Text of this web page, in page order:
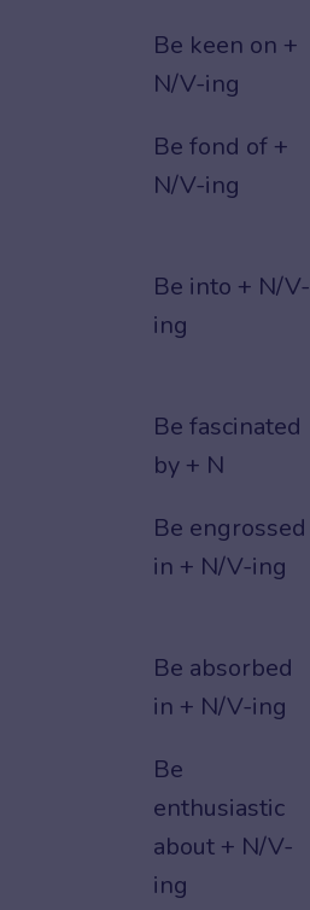
Be keen on +
N/V-ing
Be fond of +
N/V-ing
Be into + N/V-
ing
Be fascinated
by + N
Be engrossed
in + N/V-ing
Be absorbed
in + N/V-ing
Be
enthusiastic
about + N/V-
ing